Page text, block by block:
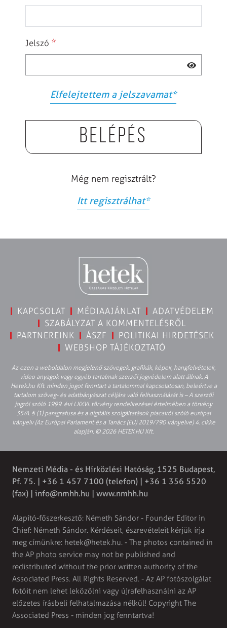
Jelszó *
Elfelejtettem a jelszavamat*
Belépés
Még nem regisztrált?
Itt regisztrálhat*
KAPCSOLAT MÉDIAAJÁNLAT
ADATVÉDELEM
SZABÁLYZAT A KOMMENTELÉSRŐL
PARTNEREINK
ÁSZF
POLITIKAI HIRDETÉSEK
WEBSHOP TÁJÉKOZTATÓ
Az ezen a weboldalon megjelenő szövegek, grafikák, képek, hangfelvételek,
video anyagok vagy egyéb tartalmak szerzői jogvédelem alatt állnak. A
Hetek.hu Kft. minden jogot fenntart a tartalommal kapcsolatosan, beleértve a
tartalom szöveg- és adatbányászat céljára való felhasználását is – A szerzői
jogról szóló 1999. évi LXXVI. törvény rendelkezései értelmében a törvény
35/A. § (1) paragrafusa és a digitális szolgáltatások piacairól szóló európai
irányelv (Az Európai Parlament és a Tanács (EU) 2019/790 Irányelve) 4. cikke
alapján. © 2026 HETEK.HU Kft.
Nemzeti Média - és Hírközlési Hatóság, 1525 Budapest,
Pf. 75. | +36 1 457 7100 (telefon) | +36 1 356 5520
(fax) | info@nmhh.hu | www.nmhh.hu
Alapító-főszerkesztő: Németh Sándor - Founder Editor in
Chief: Németh Sándor. Kérdéseit, észrevételeit kérjük írja
meg címünkre: hetek@hetek.hu. - The photos contained in
the AP photo service may not be published and
redistributed without the prior written authority of the
Associated Press. All Rights Reserved. - Az AP fotószolgálat
fotóit nem lehet leközölni vagy újrafelhasználni az AP
előzetes írásbeli felhatalmazása nélkül! Copyright The
Associated Press - minden jog fenntartva!